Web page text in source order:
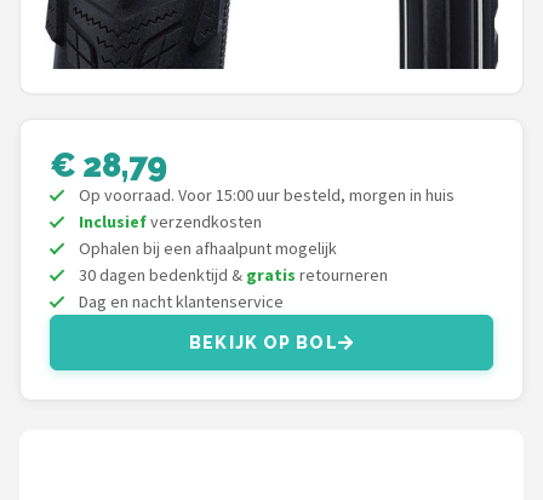
Schwalbe
Voltano
Cortina
Alle merken →
€ 28,79
Op voorraad. Voor 15:00 uur besteld, morgen in huis
Inclusiefverzendkosten
Ophalen bij een afhaalpunt mogelijk
30 dagen bedenktijd & gratis retourneren
Dag en nacht klantenservice
BEKIJK OP BOL